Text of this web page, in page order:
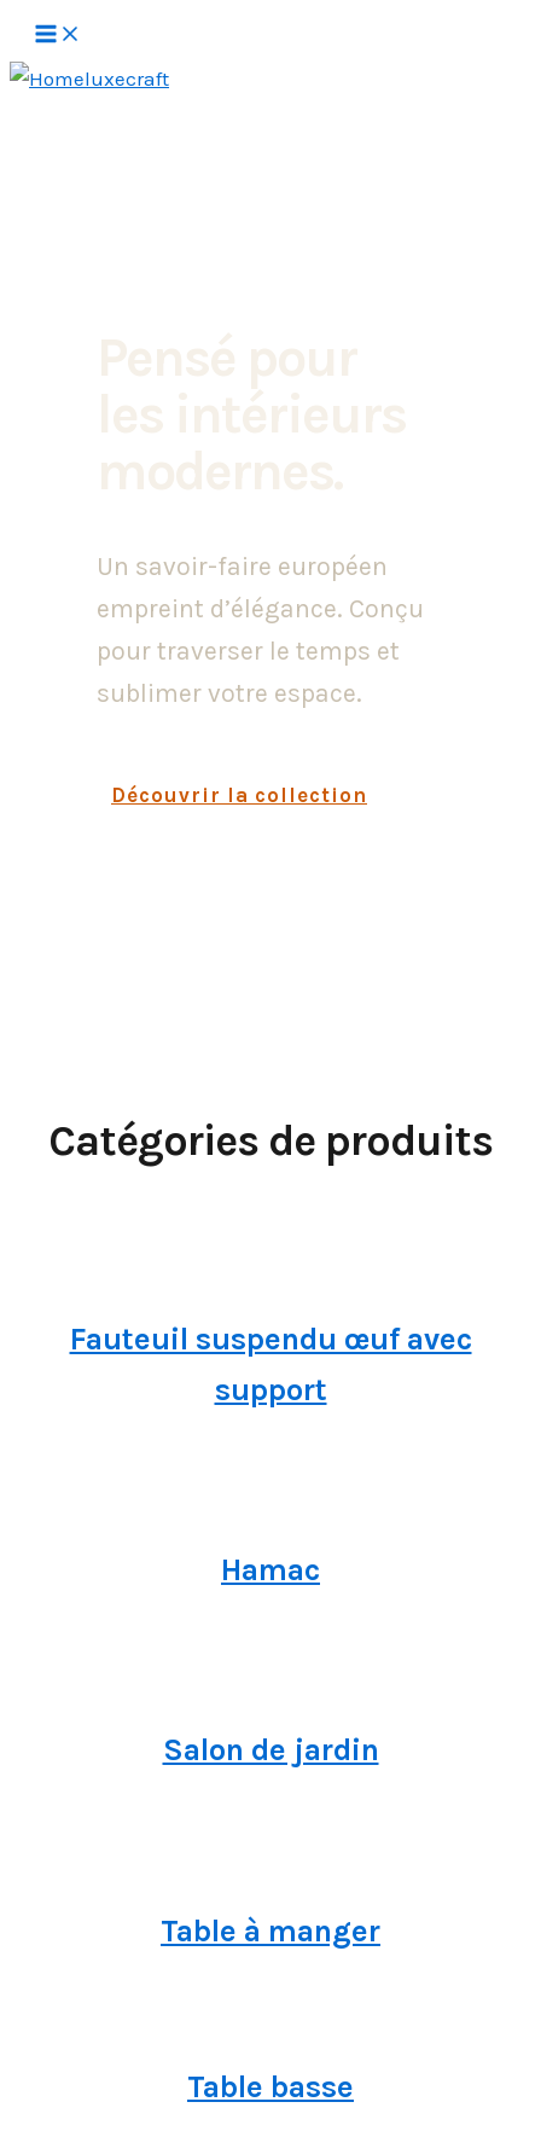
Aller
au
contenu
Un savoir-faire européen
empreint d’élégance. Conçu
pour traverser le temps et
sublimer votre espace.
Découvrir la collection
Catégories de produits
Fauteuil suspendu œuf avec
support
Hamac
Salon de jardin
Table à manger
Table basse